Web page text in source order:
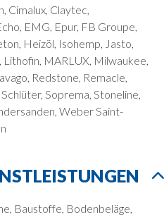
Cimalux, Claytec,
EMG, Epur, FB Groupe,
Heizöl, Isohemp, Jasto,
Lithofin, MARLUX, Milwaukee,
Redstone, Remacle,
Soprema, Stoneline,
Weber Saint-
Baustoffe, Bodenbeläge,